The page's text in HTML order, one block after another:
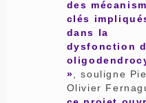
des
clés
dans la
dysfonction
» , souligne
Olivier